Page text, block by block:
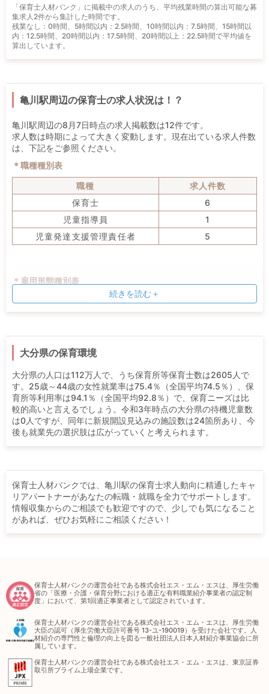
「保育士人材バンク」に掲載中の求人のうち、平均残業時間の算出可能な募
集求人2件から集計した時間です。
残業なし：0時間、5時間以内：2.5時間、10時間以内：7.5時間、15時間以
内：12.5時間、20時間以内：17.5時間、20時間以上：22.5時間で平均値を
算出しています。
亀川駅周辺の保育士の求人状況は！？
続きを読む＋
亀川駅周辺の8月7日時点の求人掲載数は12件です。
求人数は時期によって大きく変動します。現在出ている求人件数
は、下記をご参照ください。
＊職種種別表
職種
求人件数
保育士
6
児童指導員
1
児童発達支援管理責任者
5
＊雇用形態種別表
雇用形態
求人件数
＊施設種別表
施設形態
求人件数
児童発達支援
4
放課後等デイサービス
6
大分県の保育環境
大分県の人口は112万人で、うち保育所等保育士数は2605人で
す。25歳～44歳の女性就業率は75.4％（全国平均74.5％）、保
育所等利用率は94.1％（全国平均92.8％）で、保育ニーズは比
較的高いと言えるでしょう。令和3年時点の大分県の待機児童数
は0人ですが、同年に新規開設見込みの施設数は24箇所あり、今
後も就業先の選択肢は広がっていくと考えられます。
保育士人材バンクでは、亀川駅の保育士求人動向に精通したキャ
リアパートナーがあなたの転職・就職を全力でサポートします。
情報収集からのご相談でも歓迎ですので、少しでも気になること
があれば、ぜひお気軽にご相談ください！
保育士人材バンクの運営会社である株式会社エス・エム・エスは、厚生労働
省の「医療・介護・保育分野における適正な有料職業紹介事業者の認定制
度」において、第1回適正事業者として認定されています。
保育士人材バンクの運営会社である株式会社エス・エム・エスは、厚生労働
大臣の認可（厚生労働大臣許可番号 13-ユ-190019）を受けた会社です。人
材紹介の専門性と倫理の向上を図る一般社団法人日本人材紹介事業協会に所
属しています。
保育士人材バンクの運営会社である株式会社エス・エム・エスは、東京証券
取引所プライム上場企業です。